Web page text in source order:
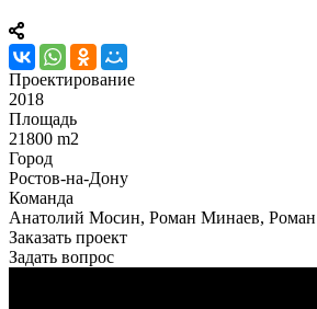
Проектирование
2018
Площадь
21800 m2
Город
Ростов-на-Дону
Команда
Анатолий Мосин, Роман Минаев, Роман
Заказать проект
Задать вопрос